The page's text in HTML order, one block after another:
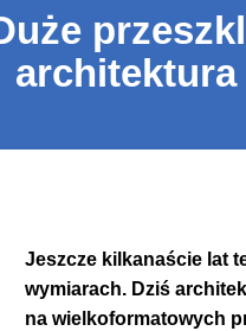
Jeszcze kilkanaście lat
wymiarach. Dziś
na wielkoformatowych